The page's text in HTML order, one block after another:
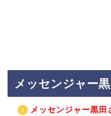
メッセンジャー
メッセンジャー黒